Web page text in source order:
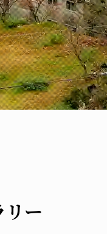
リー